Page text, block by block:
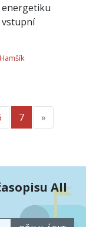
vstupní
7 »
All